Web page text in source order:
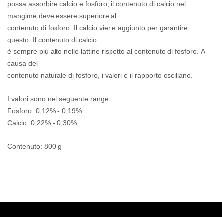
possa assorbire calcio e fosforo, il contenuto di calcio nel
mangime deve essere superiore al
contenuto di fosforo. Il calcio viene aggiunto per garantire
questo. Il contenuto di calcio
è sempre più alto nelle lattine rispetto al contenuto di fosforo. A
causa del
contenuto naturale di fosforo, i valori e il rapporto oscillano.
I valori sono nel seguente range:
Fosforo: 0,12% - 0,19%
Calcio: 0,22% - 0,30%
Contenuto: 800 g